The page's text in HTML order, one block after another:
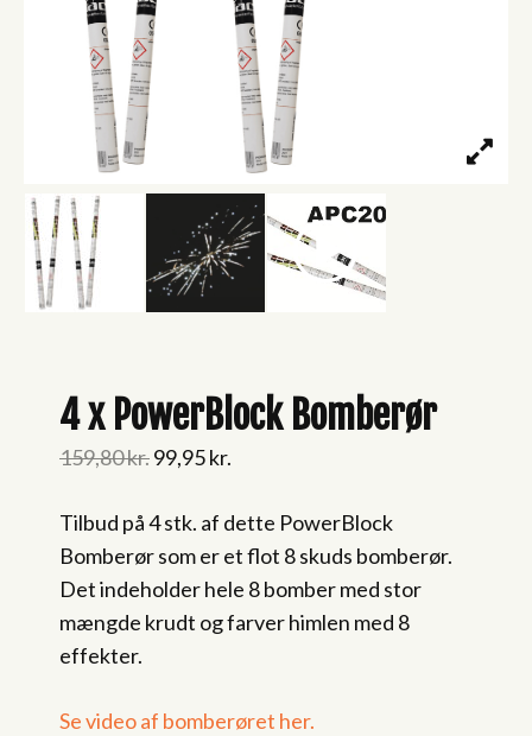
4 x PowerBlock Bomberør
159,80kr.Original
was:
159,80 kr..
99,95kr.
is:
99,95 kr..
Tilbud på 4 stk. af dette PowerBlock
Bomberør som er et flot 8 skuds bomberør.
Det indeholder hele 8 bomber med stor
mængde krudt og farver himlen med 8
effekter.
Se video af bomberøret her.